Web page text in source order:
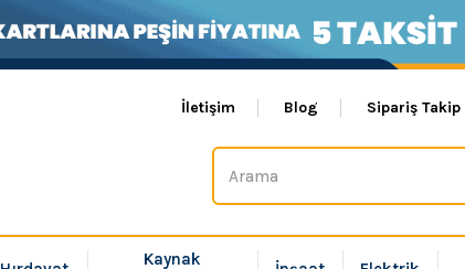
İletişim Blog Sipariş Takip
Kaynak